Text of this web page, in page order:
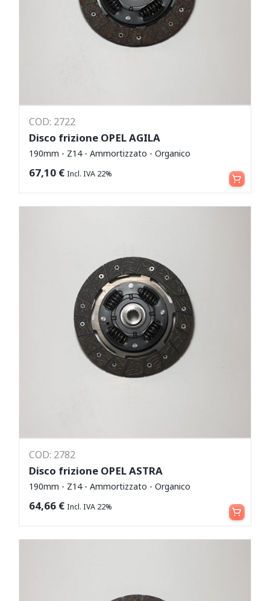
COD: 2722
Disco frizione OPEL AGILA
190mm - Z14 - Ammortizzato - Organico
67,10 € Incl. IVA 22% Aggiungi al carrello
COD: 2782
Disco frizione OPEL ASTRA
190mm - Z14 - Ammortizzato - Organico
64,66 € Incl. IVA 22% Aggiungi al carrello